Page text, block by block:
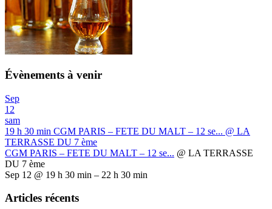
Évènements à venir
Sep
12
sam
19 h 30 min CGM PARIS – FETE DU MALT – 12 se... @ LA
TERRASSE DU 7 ème
CGM PARIS – FETE DU MALT – 12 se... @ LA TERRASSE
DU 7 ème
Sep 12 @ 19 h 30 min – 22 h 30 min
Articles récents